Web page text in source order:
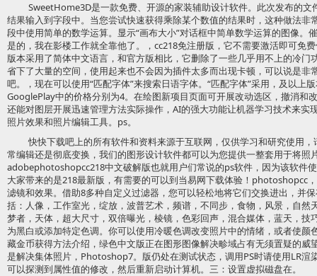
SweetHome3D是一款免费、开源的家装辅助设计软件。此次发布的
结果输入到字段中。当您尝试快速获得乘除某个数值的结果时，这种做法非
段中使用简单的数学运算。显示“画布大小”对话框中简单数学运算的图像。
是的，我在影楼工作就全靠他了。，cc218免注册版，它不需要激活即可免
版本采用了简体中文语言，和官方版相比，它删除了一些几乎用不上的冷门
省下了大量的空间，使用起来也不会因为插件太多而出现卡顿，可以说是非
吧。，现在可以使用“匹配字体”来搜索日语字体。“匹配字体”采用，及以上
GooglePlay中的价格分别为4。在绘图新项目页面可开展改动选区，撤消和
还能对图层开展迅速管理方法实际操作，AI的强大功能让机器学习技术来实
照片效果和照片编辑工具。ps。
快快下载吧上的所有软件和资料来源于互联网，仅供学习和研究使用
常编辑还是彻底变换，我们的图形设计软件都可以为您提供一整套用于将照
adobephotoshopcc218中文破解版也就用户们常说的ps软件，因为该软件
大家带来的是218最新版，有需要的可以到当易网下载体验！photoshopcc
滤镜和效果。借助8多种自定义过滤器，您可以轻松地将它们交换进出，并
括：人像，工作室光，绽放，波普艺术，频谱，不同步，食物，风景，自然
梦者，天体，超大尺寸，双倍曝光，棱镜，色彩回声，混合媒体，蓝天，技
为黑白或添加特定色调。你可以使用冷暖色调改变照片中的情绪，或者使
藏金币获得方法介绍，绿色中文版正在图形图像解决畛域占有无须置疑的威
是解决集体照片，Photoshop7。版仍处在测试状态，调用PS时请使用LR
可以探测到属性值的修改，然后重新启动计算机。三：设置虚拟磁盘在。